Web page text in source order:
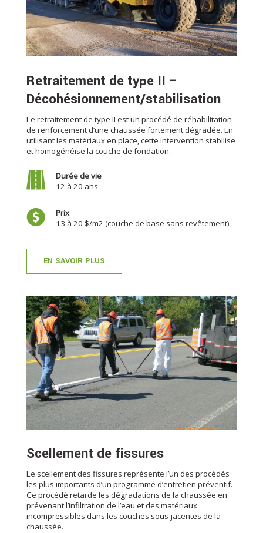
Retraitement de type II –
Décohésionnement/stabilisation
Le retraitement de type II est un procédé de réhabilitation
de renforcement d’une chaussée fortement dégradée. En
utilisant les matériaux en place, cette intervention stabilise
et homogénéise la couche de fondation.
Durée de vie
12 à 20 ans
Prix
13 à 20 $/m2 (couche de base sans revêtement)
EN SAVOIR PLUS
Scellement de fissures
Le scellement des fissures représente l’un des procédés
les plus importants d’un programme d’entretien préventif.
Ce procédé retarde les dégradations de la chaussée en
prévenant l’infiltration de l’eau et des matériaux
incompressibles dans les couches sous-jacentes de la
chaussée.